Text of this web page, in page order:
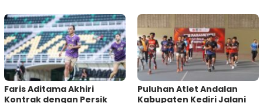
Faris Aditama Akhiri
Kontrak dengan Persik
Puluhan Atlet Andalan
Kabupaten Kediri Jalani